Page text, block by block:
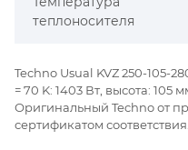
теплоносителя
Techno Usual KVZ 250-105-
= 70 K: 1403 Вт, высота: 105
Оригинальный Techno от
сертификатом соответствия.